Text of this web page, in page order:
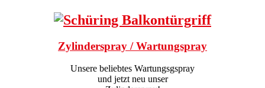
Zylinderspray / Wartungspray
Unsere beliebtes Wartungsgspray
und jetzt neu unser